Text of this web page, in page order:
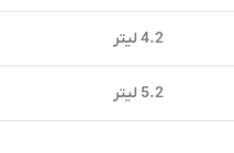
4.2 لیتر
5.2 لیتر